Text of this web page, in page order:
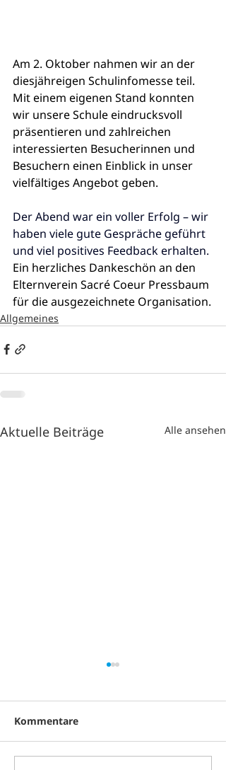
Am 2. Oktober nahmen wir an der
diesjähreigen Schulinfomesse teil.
Mit einem eigenen Stand konnten
wir unsere Schule eindrucksvoll
präsentieren und zahlreichen
interessierten Besucherinnen und
Besuchern einen Einblick in unser
vielfältiges Angebot geben.
Der Abend war ein voller Erfolg – wir
haben viele gute Gespräche geführt
und viel positives Feedback erhalten.
Ein herzliches Dankeschön an den
Elternverein Sacré Coeur Pressbaum
für die ausgezeichnete Organisation.
Allgemeines
Aktuelle Beiträge Alle ansehen
Kommentare